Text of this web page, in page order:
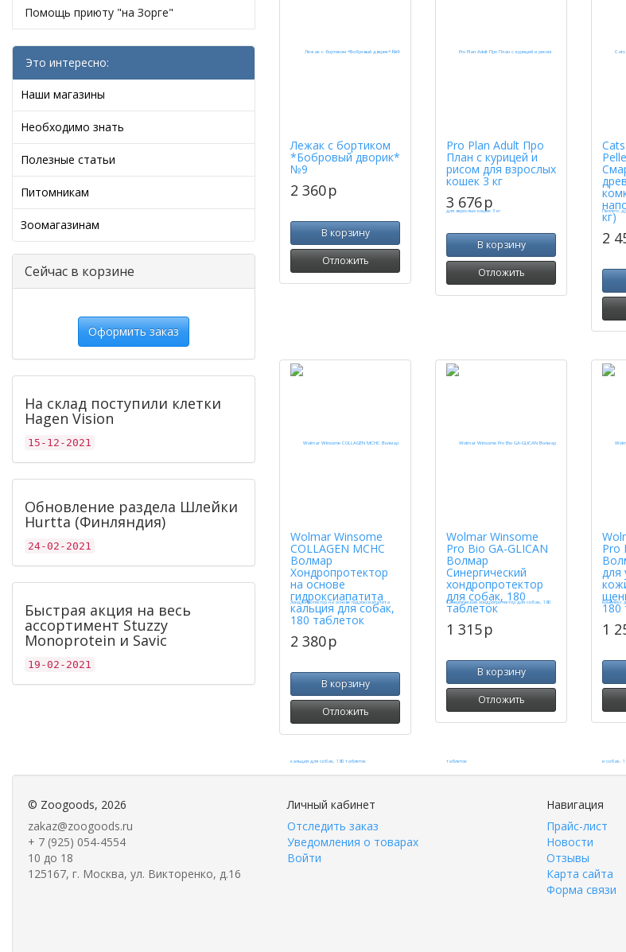
Помощь приюту "на Зорге"
Это интересно:
Наши магазины
Необходимо знать
Полезные статьи
Питомникам
Зоомагазинам
Сейчас в корзине
Оформить заказ
На склад поступили клетки
Hagen Vision
15-12-2021
Обновление раздела Шлейки
Hurtta (Финляндия)
24-02-2021
Быстрая акция на весь
ассортимент Stuzzy
Monoprotein и Savic
19-02-2021
Лежак с бортиком
*Бобровый дворик*
№9
2 360p
В корзину
Отложить
Pro Plan Adult Про
План с курицей и
рисом для взрослых
кошек 3 кг
3 676p
В корзину
Отложить
кг)
2
Wolmar Winsome
COLLAGEN MCHC
Волмар
Хондропротектор
на основе
гидроксиапатита
кальция для собак,
180 таблеток
2 380p
В корзину
Отложить
Wolmar Winsome
Pro Bio GA-GLICAN
Волмар
Синергический
хондропротектор
для собак, 180
таблеток
1 315p
В корзину
Отложить
Pro
для
180
1
© Zoogoods, 2026
zakaz@zoogoods.ru
+ 7 (925) 054-4554
10 до 18
125167, г. Москва, ул. Викторенко, д.16
Личный кабинет
Отследить заказ
Уведомления о товарах
Войти
Навигация
Прайс-лист
Новости
Отзывы
Карта сайта
Форма связи